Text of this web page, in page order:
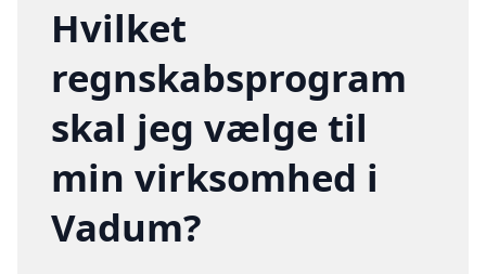
Hvilket
regnskabsprogram
skal jeg vælge til
min virksomhed i
Vadum?